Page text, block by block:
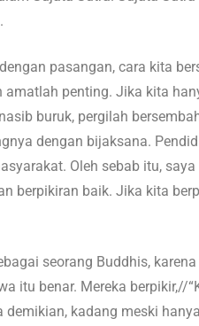
pasangan, cara kita
penting. Jika kita
buruk, pergilah
dengan bijaksana.
Oleh sebab itu,
berpikiran baik. Jika kita
seorang Buddhis,
itu benar. Mereka berpikir,//
kadang meski